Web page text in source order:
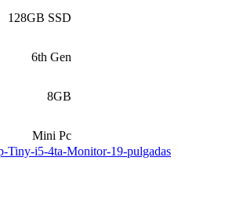
128GB SSD
6th Gen
8GB
Mini Pc